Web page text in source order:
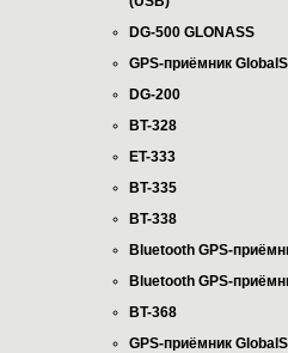
DG-500 GLONASS
GPS-приёмник
DG-200
BT-328
ET-333
BT-335
BT-338
Bluetooth GPS-
Bluetooth GPS-
BT-368
GPS-приёмник